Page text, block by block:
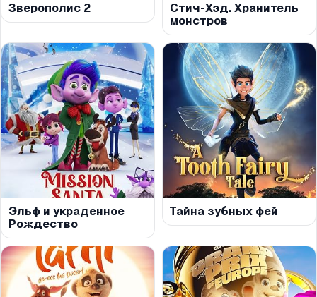
Зверополис 2
Стич-Хэд. Хранитель
монстров
Эльф и украденное
Рождество
Тайна зубных фей